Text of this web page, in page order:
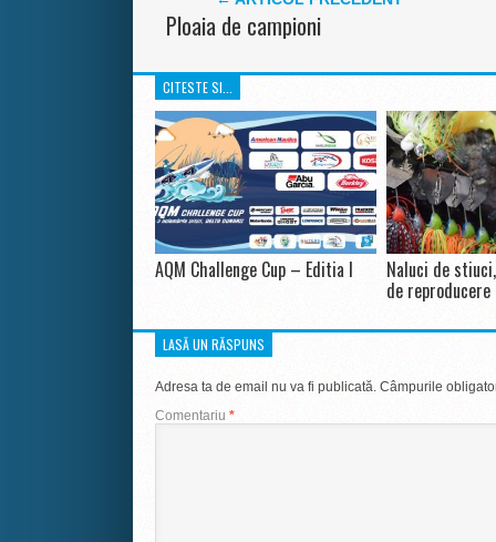
Ploaia de campioni
CITESTE SI...
AQM Challenge Cup – Editia I Naluci de
de reproducere
LASĂ UN RĂSPUNS
Adresa ta de email nu va fi publicată. Câmpurile
Comentariu *